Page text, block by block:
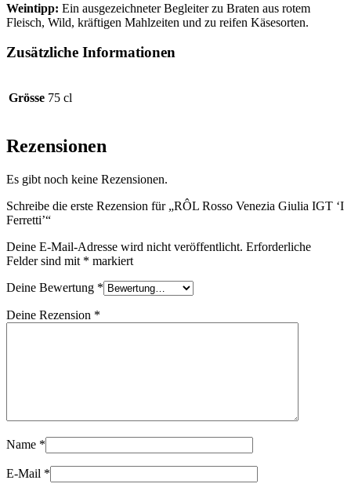
Weintipp: Ein ausgezeichneter Begleiter zu Braten aus rotem
Fleisch, Wild, kräftigen Mahlzeiten und zu reifen Käsesorten.
Zusätzliche Informationen
Grösse 75 cl
Rezensionen
Es gibt noch keine Rezensionen.
Schreibe die erste Rezension für „RÔL Rosso Venezia Giulia IGT ‘I
Ferretti’“
Deine E-Mail-Adresse wird nicht veröffentlicht. Erforderliche
Felder sind mit * markiert
Deine Bewertung *
Deine Rezension *
Name *
E-Mail *